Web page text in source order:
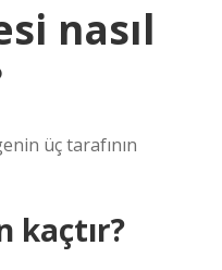
nasıl
üç tarafının
kaçtır?